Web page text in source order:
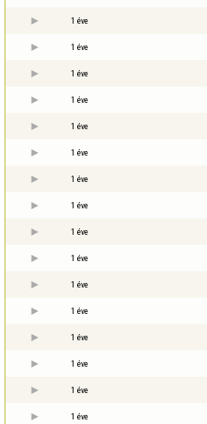
1 éve
1 éve
1 éve
1 éve
1 éve
1 éve
1 éve
1 éve
1 éve
1 éve
1 éve
1 éve
1 éve
1 éve
1 éve
1 éve